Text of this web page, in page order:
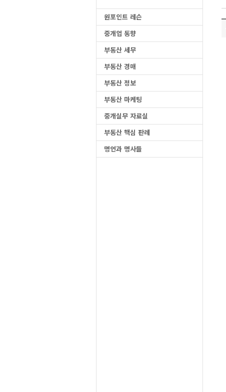
원포인트 레슨
중개업 동향
부동산 세무
부동산 경매
부동산 정보
부동산 마케팅
중개실무 자료실
부동산 핵심 판례
명언과 명사들